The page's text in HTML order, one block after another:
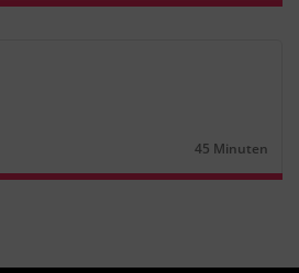
Dauer:
45 Minuten